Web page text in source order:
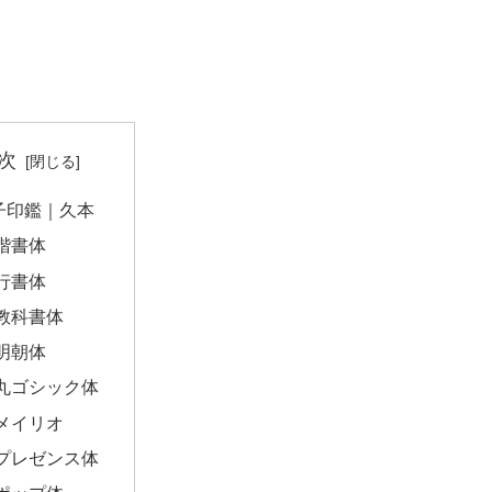
印鑑｜久本
書体
書体
科書体
朝体
ゴシック体
イリオ
レゼンス体